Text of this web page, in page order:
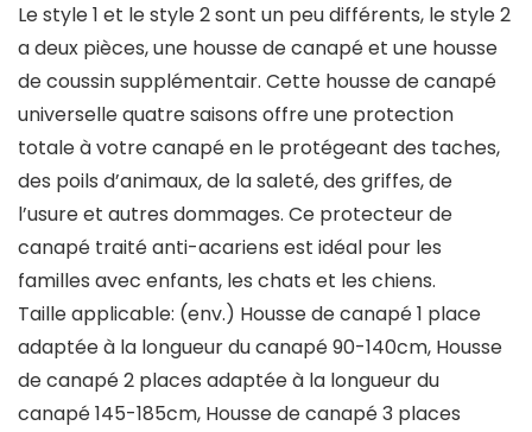
Le style 1 et le style 2 sont un peu différents, le style 2
a deux pièces, une housse de canapé et une housse
de coussin supplémentair. Cette housse de canapé
universelle quatre saisons offre une protection
totale à votre canapé en le protégeant des taches,
des poils d’animaux, de la saleté, des griffes, de
l’usure et autres dommages. Ce protecteur de
canapé traité anti-acariens est idéal pour les
familles avec enfants, les chats et les chiens.
Taille applicable: (env.) Housse de canapé 1 place
adaptée à la longueur du canapé 90-140cm, Housse
de canapé 2 places adaptée à la longueur du
canapé 145-185cm, Housse de canapé 3 places